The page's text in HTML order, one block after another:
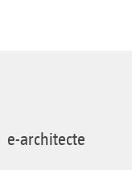
e-architecte